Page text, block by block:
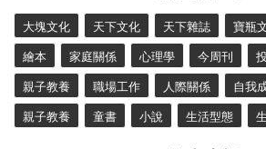
大塊文化 天下文化 天下雜誌 寶瓶
繪本 家庭關係 心理學 今周刊
親子教養 職場工作 人際關係 自我
親子教養 童書 小說 生活型態